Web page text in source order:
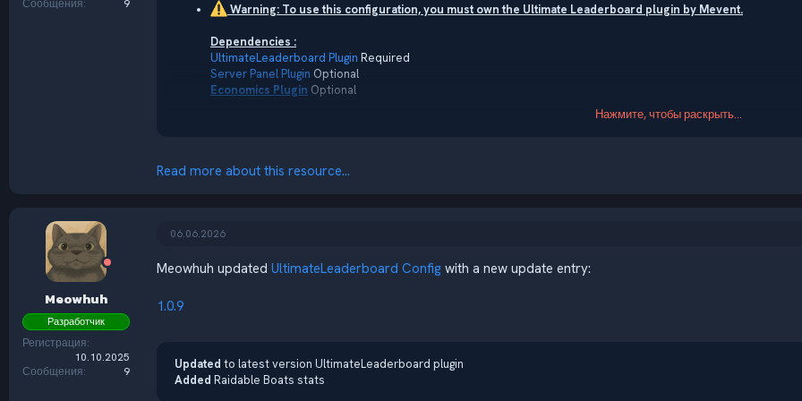
Сообщения
9 Warning: To use this configuration, you must own the Ultimate Leaderboard plugin by Mevent.
Dependencies :
UltimateLeaderboard Plugin Required
Server Panel Plugin Optional
Economics Plugin Optional
Нажмите, чтобы раскрыть...
Read more about this resource...
Meowhuh
Разработчик
Регистрация
10.10.2025
Сообщения
9
06.06.2026
Meowhuh updated UltimateLeaderboard Config with a new update entry:
1.0.9
Updated to latest version UltimateLeaderboard plugin
Added Raidable Boats stats